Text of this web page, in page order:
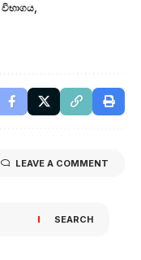
LEAVE A COMMENT
SEARCH